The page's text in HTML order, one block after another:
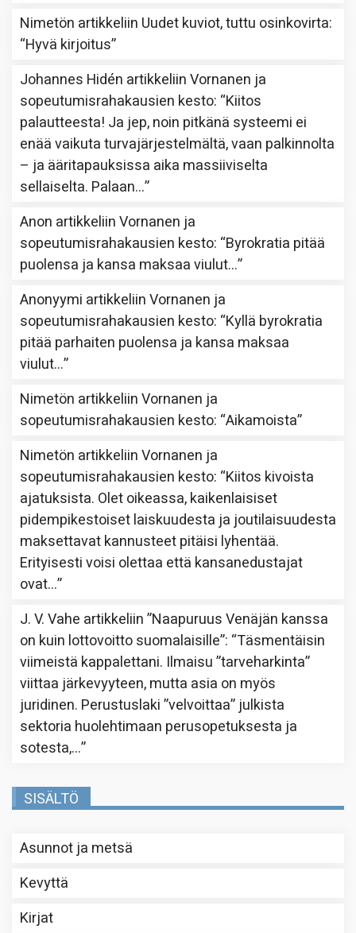
Nimetön artikkeliin Uudet kuviot, tuttu osinkovirta:
“Hyvä kirjoitus”
Johannes Hidén artikkeliinVornanen ja
sopeutumisrahakausien kesto: “Kiitos
palautteesta! Ja jep, noin pitkänä systeemi ei
enää vaikuta turvajärjestelmältä, vaan palkinnolta
– ja ääritapauksissa aika massiiviselta
sellaiselta. Palaan…”
Anon artikkeliinVornanen ja
sopeutumisrahakausien kesto: “Byrokratia pitää
puolensa ja kansa maksaa viulut…”
Anonyymi artikkeliinVornanen ja
sopeutumisrahakausien kesto: “Kyllä byrokratia
pitää parhaiten puolensa ja kansa maksaa
viulut…”
Nimetön artikkeliinVornanen ja
sopeutumisrahakausien kesto: “Aikamoista”
Nimetön artikkeliinVornanen ja
sopeutumisrahakausien kesto: “Kiitos kivoista
ajatuksista. Olet oikeassa, kaikenlaisiset
pidempikestoiset laiskuudesta ja joutilaisuudesta
maksettavat kannusteet pitäisi lyhentää.
Erityisesti voisi olettaa että kansanedustajat
ovat…”
J. V. Vahe artikkeliin”Naapuruus Venäjän kanssa
on kuin lottovoitto suomalaisille”: “Täsmentäisin
viimeistä kappalettani. Ilmaisu ”tarveharkinta”
viittaa järkevyyteen, mutta asia on myös
juridinen. Perustuslaki ”velvoittaa” julkista
sektoria huolehtimaan perusopetuksesta ja
sotesta,…”
SISÄLTÖ
Asunnot ja metsä
Kevyttä
Kirjat